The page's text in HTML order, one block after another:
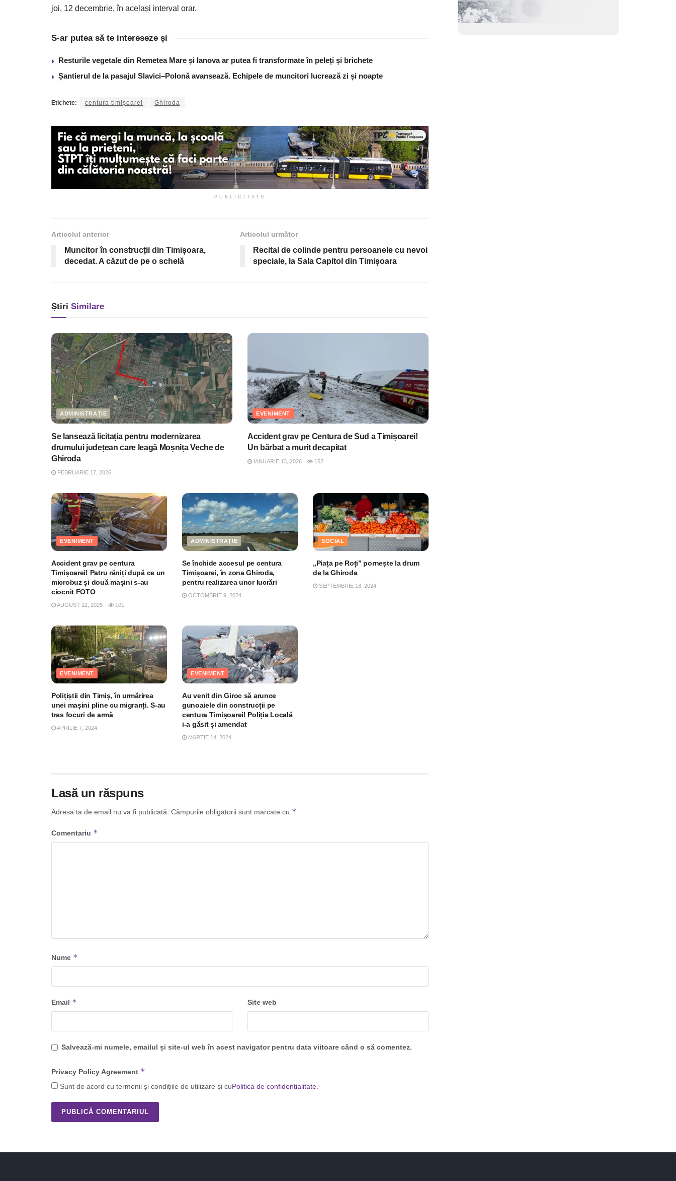
joi, 12 decembrie, în același interval orar.
S-ar putea să te intereseze și
Resturile vegetale din Remetea Mare și Ianova ar putea fi transformate în peleți și brichete
Șantierul de la pasajul Slavici–Polonă avansează. Echipele de muncitori lucrează zi și noapte
Etichete: centura timișoarei Ghiroda
PUBLICITATE
Articolul anterior
Muncitor în construcții din Timișoara,
decedat. A căzut de pe o schelă
Articolul următor
Recital de colinde pentru persoanele cu nevoi
speciale, la Sala Capitol din Timișoara
Știri Similare
ADMINISTRAȚIE
Se lansează licitația pentru modernizarea
drumului județean care leagă Moșnița Veche de
Ghiroda
FEBRUARIE 17, 2026
EVENIMENT
Accident grav pe Centura de Sud a Timișoarei!
Un bărbat a murit decapitat
IANUARIE 13, 2026 152
EVENIMENT
Accident grav pe centura
Timișoarei! Patru răniți după ce un
microbuz și două mașini s-au
ciocnit FOTO
AUGUST 12, 2025 101
ADMINISTRAȚIE
Se închide accesul pe centura
Timișoarei, în zona Ghiroda,
pentru realizarea unor lucrări
OCTOMBRIE 9, 2024
SOCIAL
„Piața pe Roți” pornește la drum
de la Ghiroda
SEPTEMBRIE 18, 2024
EVENIMENT
Polițiștii din Timiș, în urmărirea
unei mașini pline cu migranți. S-au
tras focuri de armă
APRILIE 7, 2024
EVENIMENT
Au venit din Giroc să arunce
gunoaiele din construcții pe
centura Timișoarei! Poliția Locală
i-a găsit și amendat
MARTIE 14, 2024
Lasă un răspuns
Adresa ta de email nu va fi publicată. Câmpurile obligatorii sunt marcate cu *
Comentariu *
Nume *
Email * Site web
Salvează-mi numele, emailul și site-ul web în acest navigator pentru data viitoare când o să comentez.
Privacy Policy Agreement *
Sunt de acord cu termenii și condițiile de utilizare și cuPolitica de confidențialitate